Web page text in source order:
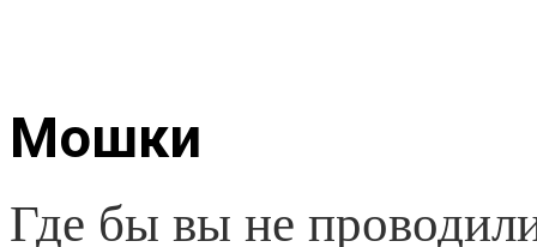
Мошки
Где бы вы не